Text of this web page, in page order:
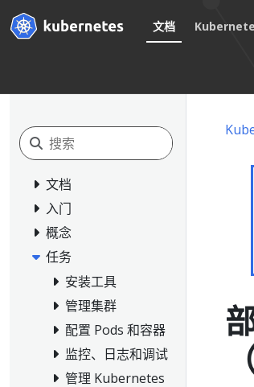
文档
文档
入门
概念
任务
安装工具
管理集群
配置 Pods 和容器
监控、日志和调试
管理 Kubernetes